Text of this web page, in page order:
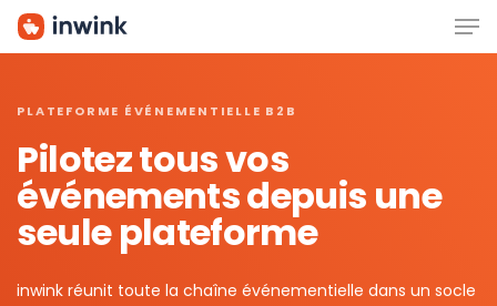
Skip
PLATEFORME ÉVÉNEMENTIELLE B2B
Pilotez tous vos
événements depuis une
seule plateforme
inwink réunit toute la chaîne événementielle dans un socle